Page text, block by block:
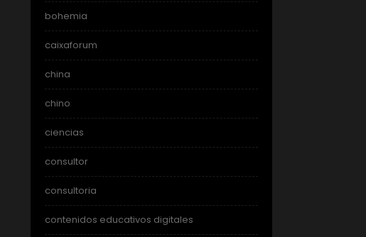
bohemia
caixaforum
china
chino
ciencias
consultor
consultoria
contenidos educativos digitales